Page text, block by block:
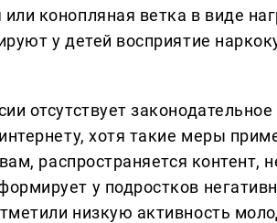
конопляная ветка в виде
у детей восприятие
отсутствует
хотя такие меры
распространяется контент,
у подростков
низкую активность